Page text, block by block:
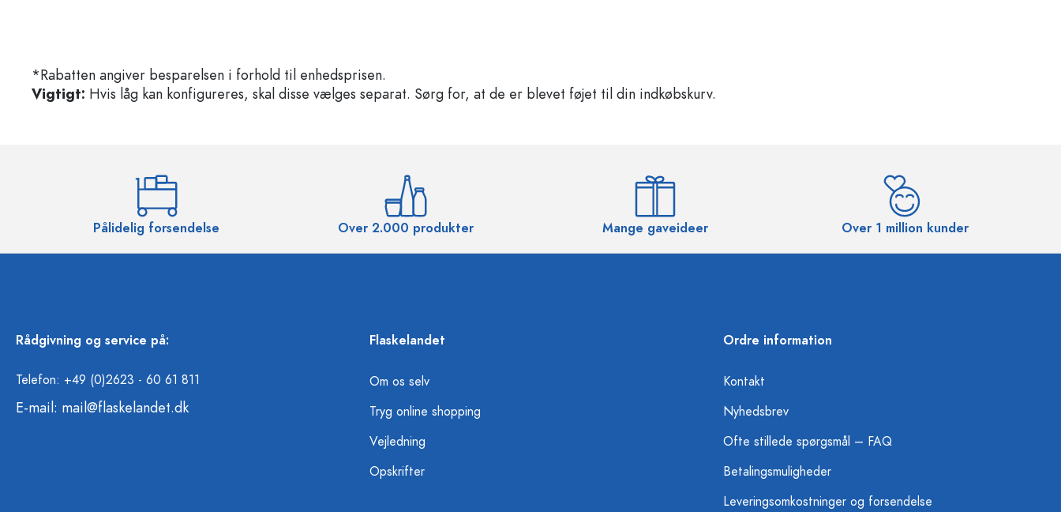
*Rabatten angiver besparelsen i forhold til enhedsprisen.
Vigtigt: Hvis låg kan konfigureres, skal disse vælges separat. Sørg for, at de er blevet føjet til din indkøbskurv.
Pålidelig forsendelse Over 2.000 produkter Mange gaveideer Over 1 million kunder
Rådgivning og service på:
Telefon: +49 (0)2623 - 60 61 811
E-mail: mail@flaskelandet.dk
Flaskelandet
Om os selv
Tryg online shopping
Vejledning
Opskrifter
Ordre information
Kontakt
Nyhedsbrev
Ofte stillede spørgsmål – FAQ
Betalingsmuligheder
Leveringsomkostninger og forsendelse